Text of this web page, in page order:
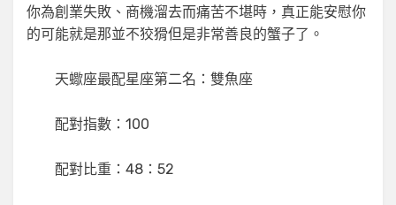
你為創業失敗、商機溜去而痛苦不堪時，真正能安慰你
的可能就是那並不狡猾但是非常善良的蟹子了。
天蠍座最配星座第二名：雙魚座
配對指數：100
配對比重：48：52